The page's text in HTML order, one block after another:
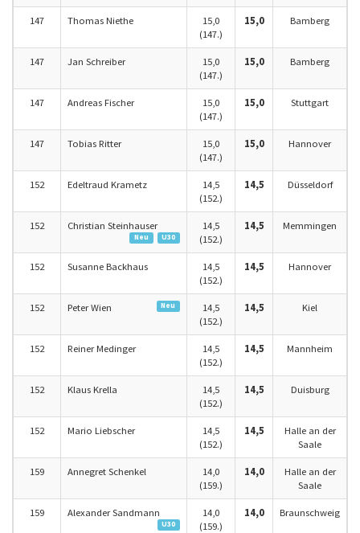
147 Thomas Niethe
15,0
(147.)
15,0 Bamberg
147 Jan Schreiber
15,0
(147.)
15,0 Bamberg
147 Andreas Fischer
15,0
(147.)
15,0 Stuttgart
147 Tobias Ritter
15,0
(147.)
15,0 Hannover
152 Edeltraud Krametz
14,5
(152.)
14,5 Düsseldorf
152 Christian Steinhauser
U30
Neu
14,5
(152.)
14,5 Memmingen
152 Susanne Backhaus
14,5
(152.)
14,5 Hannover
152 Peter Wien Neu
14,5
(152.)
14,5 Kiel
152 Reiner Medinger
14,5
(152.)
14,5 Mannheim
152 Klaus Krella
14,5
(152.)
14,5 Duisburg
152 Mario Liebscher
14,5
(152.)
14,5
Halle an der
Saale
159 Annegret Schenkel
14,0
(159.)
14,0
Halle an der
Saale
159 Alexander Sandmann
U30
14,0
(159.)
14,0 Braunschweig